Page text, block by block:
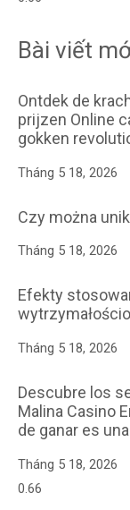
Bài viết
Ontdek de
prijzen Online
gokken
Tháng 5 18, 2026
Czy można
Tháng 5 18, 2026
Efekty
Tháng 5 18, 2026
Descubre los
Malina Casino
de ganar es
Tháng 5 18, 2026